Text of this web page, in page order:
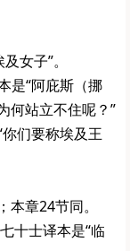
女子”。
是“阿庇斯（挪
何站立不住呢？”
们要称埃及王
本章24节同。
十士译本是“临